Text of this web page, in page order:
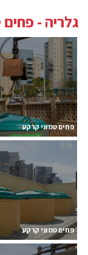
גלריה -
פחים טמוני קרקע
פחים טמוני קרקע